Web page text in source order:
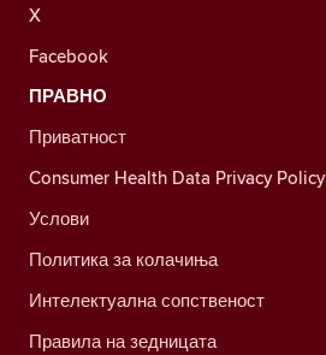
X
Facebook
ПРАВНО
Приватност
Consumer Health Data Privacy Policy
Услови
Политика за колачиња
Интелектуална сопственост
Правила на зедницата